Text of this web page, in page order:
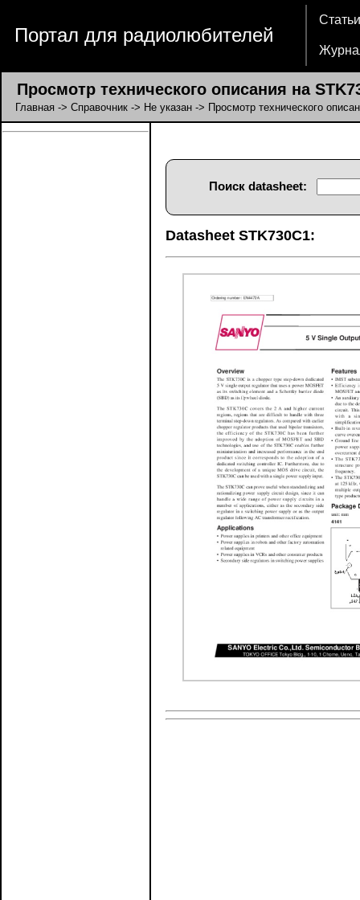
Портал для радиолюбителей
Статьи
Просмотр технического описания на
Главная -> Справочник -> Не указан -> Просмотр технического
Поиск datasheet:
Datasheet STK730C1: